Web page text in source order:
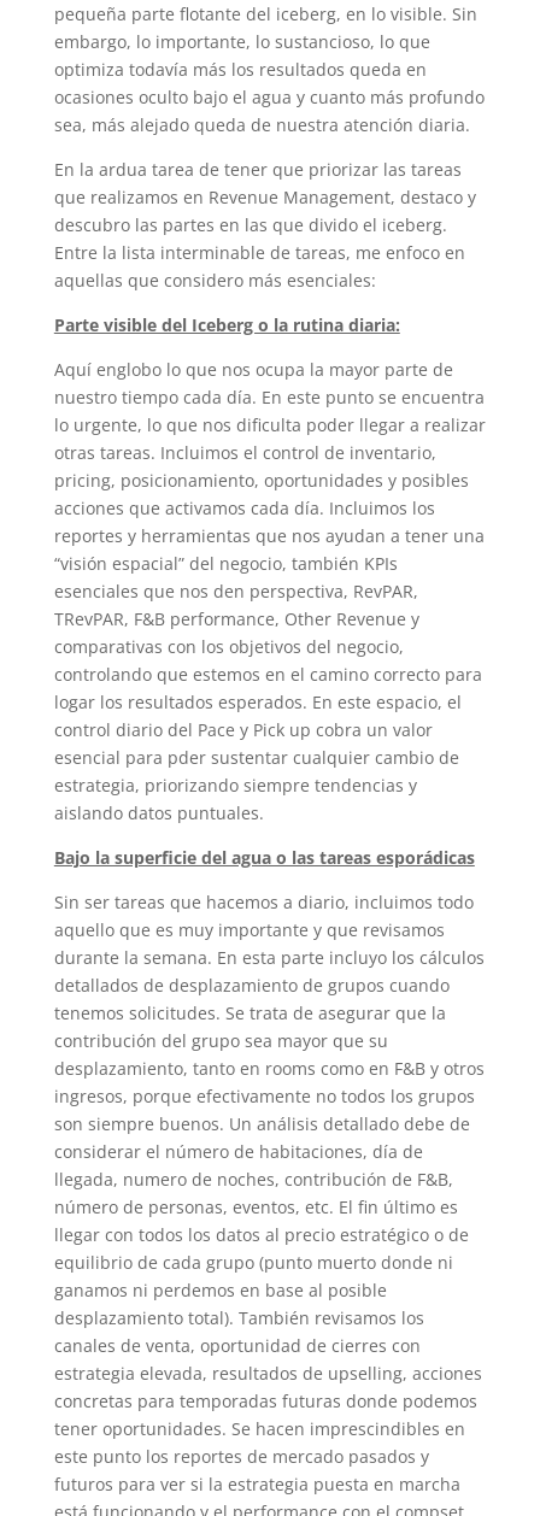
pequeña parte flotante del iceberg, en lo visible. Sin
embargo, lo importante, lo sustancioso, lo que
optimiza todavía más los resultados queda en
ocasiones oculto bajo el agua y cuanto más profundo
sea, más alejado queda de nuestra atención diaria.
En la ardua tarea de tener que priorizar las tareas
que realizamos en Revenue Management, destaco y
descubro las partes en las que divido el iceberg.
Entre la lista interminable de tareas, me enfoco en
aquellas que considero más esenciales:
Parte visible del Iceberg o la rutina diaria:
Aquí englobo lo que nos ocupa la mayor parte de
nuestro tiempo cada día. En este punto se encuentra
lo urgente, lo que nos dificulta poder llegar a realizar
otras tareas. Incluimos el control de inventario,
pricing, posicionamiento, oportunidades y posibles
acciones que activamos cada día. Incluimos los
reportes y herramientas que nos ayudan a tener una
“visión espacial” del negocio, también KPIs
esenciales que nos den perspectiva, RevPAR,
TRevPAR, F&B performance, Other Revenue y
comparativas con los objetivos del negocio,
controlando que estemos en el camino correcto para
logar los resultados esperados. En este espacio, el
control diario del Pace y Pick up cobra un valor
esencial para pder sustentar cualquier cambio de
estrategia, priorizando siempre tendencias y
aislando datos puntuales.
Bajo la superficie del agua o las tareas esporádicas
Sin ser tareas que hacemos a diario, incluimos todo
aquello que es muy importante y que revisamos
durante la semana. En esta parte incluyo los cálculos
detallados de desplazamiento de grupos cuando
tenemos solicitudes. Se trata de asegurar que la
contribución del grupo sea mayor que su
desplazamiento, tanto en rooms como en F&B y otros
ingresos, porque efectivamente no todos los grupos
son siempre buenos. Un análisis detallado debe de
considerar el número de habitaciones, día de
llegada, numero de noches, contribución de F&B,
número de personas, eventos, etc. El fin último es
llegar con todos los datos al precio estratégico o de
equilibrio de cada grupo (punto muerto donde ni
ganamos ni perdemos en base al posible
desplazamiento total). También revisamos los
canales de venta, oportunidad de cierres con
estrategia elevada, resultados de upselling, acciones
concretas para temporadas futuras donde podemos
tener oportunidades. Se hacen imprescindibles en
este punto los reportes de mercado pasados y
futuros para ver si la estrategia puesta en marcha